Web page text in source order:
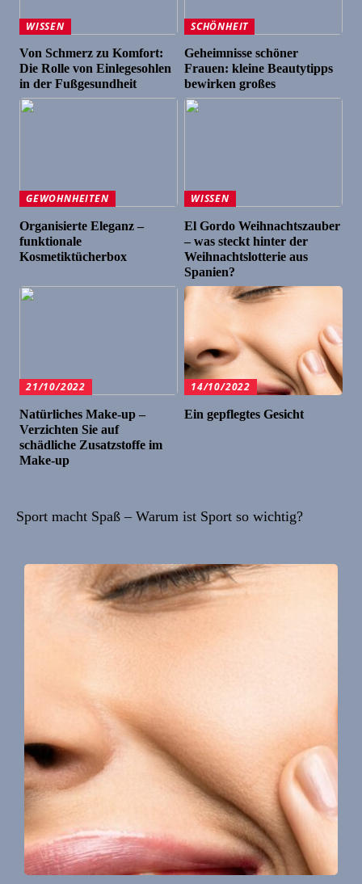
WISSEN
Von Schmerz zu Komfort:
Die Rolle von Einlegesohlen
in der Fußgesundheit
SCHÖNHEIT
Geheimnisse schöner
Frauen: kleine Beautytipps
bewirken großes
GEWOHNHEITEN
Organisierte Eleganz –
funktionale
Kosmetiktücherbox
WISSEN
El Gordo Weihnachtszauber
– was steckt hinter der
Weihnachtslotterie aus
Spanien?
21/10/2022
Natürliches Make-up –
Verzichten Sie auf
schädliche Zusatzstoffe im
Make-up
14/10/2022
Ein gepflegtes Gesicht
Sport macht Spaß – Warum ist Sport so wichtig?